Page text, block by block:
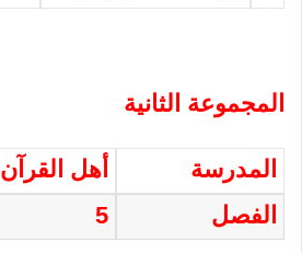
المجموعة الثانية
المدرسة
أهل القرآن
الفصل
5